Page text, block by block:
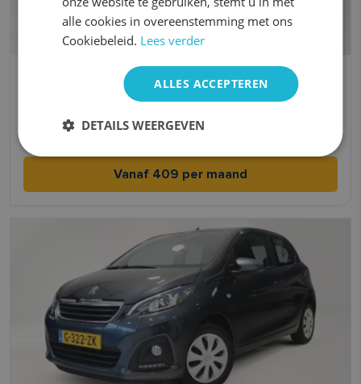
4,8 l/100km l/100km 2021
Vanaf 409 per maand
alle cookies in overeenstemming met ons
Cookiebeleid. Lees verder
ALLES ACCEPTEREN
DETAILS WEERGEVEN